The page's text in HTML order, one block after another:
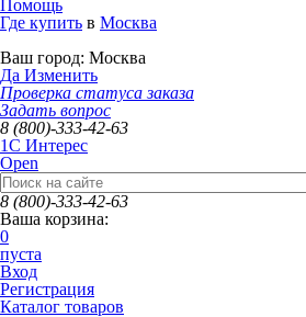
Помощь
Где купить в Москва
Ваш город: Москва
Да Изменить
Проверка статуса заказа
Задать вопрос
8 (800)-333-42-63
1C Интерес
Open
8 (800)-333-42-63
Ваша корзина:
0
пуста
Вход
Регистрация
Каталог товаров